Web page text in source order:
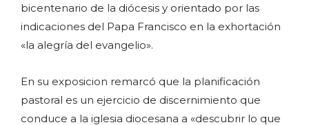
bicentenario de la diócesis y orientado por las
indicaciones del Papa Francisco en la exhortación
«la alegría del evangelio».
En su exposicion remarcó que la planificación
pastoral es un ejercicio de discernimiento que
conduce a la iglesia diocesana a «descubrir lo que